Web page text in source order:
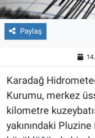
Paylaş
Karadağ
Kurumu, merkez
kilometre
yakınındaki